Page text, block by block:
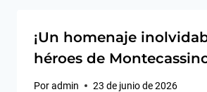
¡Un homenaje
héroes de
Poradmin 23 de junio de 2026